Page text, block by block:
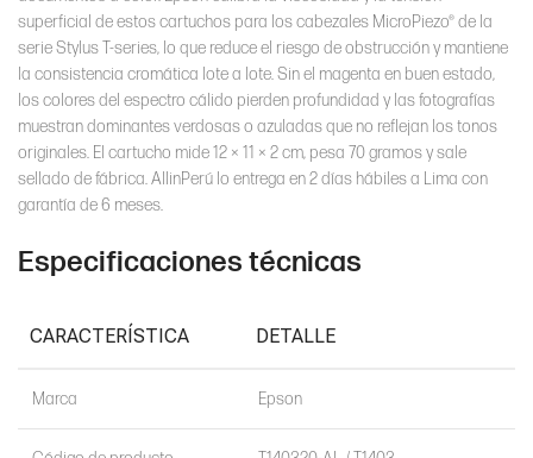
Condición
Nuevo —
Original de
fábrica
Garantía
Garantía 6
meses
superficial de estos cartuchos para los cabezales MicroPiezo® de la
serie Stylus T-series, lo que reduce el riesgo de obstrucción y mantiene
la consistencia cromática lote a lote. Sin el magenta en buen estado,
los colores del espectro cálido pierden profundidad y las fotografías
muestran dominantes verdosas o azuladas que no reflejan los tonos
originales. El cartucho mide 12 × 11 × 2 cm, pesa 70 gramos y sale
sellado de fábrica. AllinPerú lo entrega en 2 días hábiles a Lima con
garantía de 6 meses.
Especificaciones técnicas
CARACTERÍSTICA DETALLE
Marca Epson